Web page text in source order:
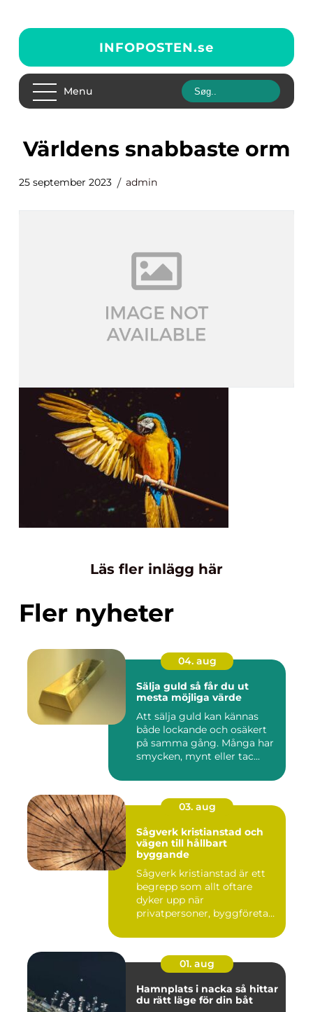
INFOPOSTEN.se
Menu
världens snabbaste orm
25 september 2023 admin
Läs fler inlägg här
Fler nyheter
04. aug
Sälja guld så får du ut
mesta möjliga värde
Att sälja guld kan kännas
både lockande och osäkert
på samma gång. Många har
smycken, mynt eller tac...
03. aug
Sågverk kristianstad och
vägen till hållbart
byggande
Sågverk kristianstad är ett
begrepp som allt oftare
dyker upp när
privatpersoner, byggföretag
01. aug
Hamnplats i nacka så hittar
du rätt läge för din båt